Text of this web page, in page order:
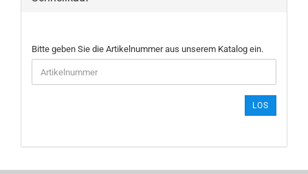
BITTE
GEBEN
SIE
DIE
EIN.
Bitte geben Sie die Artikelnummer aus unserem Katalog ein.
LOS